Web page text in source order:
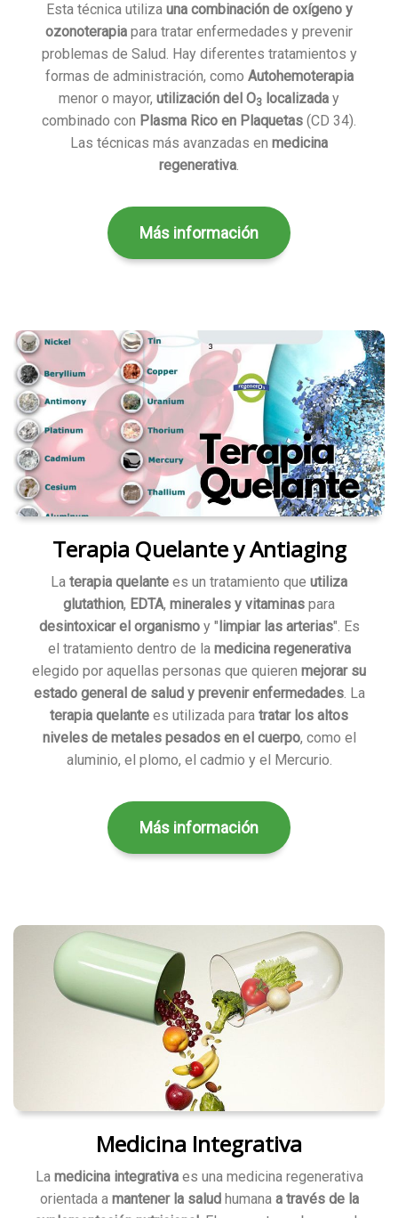
Esta técnica utiliza una combinación de oxígeno y
ozonoterapia para tratar enfermedades y prevenir
problemas de Salud. Hay diferentes tratamientos y
formas de administración, como Autohemoterapia
menor o mayor, utilización del O3 localizada y
combinado con Plasma Rico en Plaquetas (CD 34).
Las técnicas más avanzadas en medicina
regenerativa.
Más información
Terapia Quelante y Antiaging
La terapia quelante es un tratamiento que utiliza
glutathion, EDTA, minerales y vitaminas para
desintoxicar el organismoy " limpiar las arterias". Es
el tratamiento dentro de la medicina regenerativa
elegido por aquellas personas que quieren mejorar su
estado general de salud y prevenir enfermedades. La
terapia quelante es utilizada para tratar los altos
niveles de metales pesados en el cuerpo, como el
aluminio, el plomo, el cadmio y el Mercurio.
Más información
Medicina Integrativa
La medicina integrativaes una medicina regenerativa
orientada amantener la saludhumana a través de la